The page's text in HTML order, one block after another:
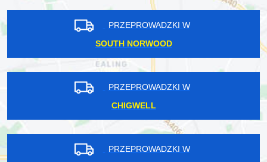
PRZEPROWADZKI W
SOUTH NORWOOD
PRZEPROWADZKI W
CHIGWELL
PRZEPROWADZKI W